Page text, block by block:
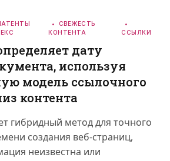
СВЕЖЕСТЬ
КОНТЕНТА
ССЫЛКИ
дату
используя
модель ссылочного
контента
гибридный метод для точного
создания веб-страниц,
неизвестна или